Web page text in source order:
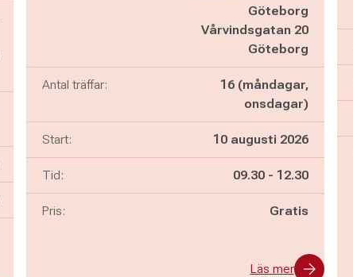
Göteborg
Vårvindsgatan 20
Göteborg
Antal träffar:
16 (måndagar,
onsdagar)
Start: 10 augusti 2026
Tid: Pågår mellan
09.30 - och
12.30
Pris: Gratis
Läs mer